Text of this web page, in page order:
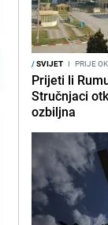
/SVIJET I PRIJE
Prijeti li
Stručnjaci
ozbiljna